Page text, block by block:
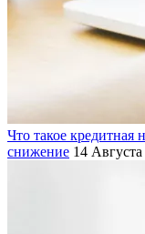
Что такое кредитная
снижение 14